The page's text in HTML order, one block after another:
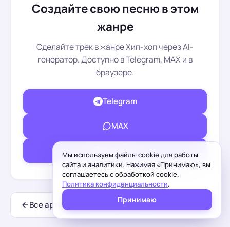
Создайте свою песню в этом
жанре
Сделайте трек в жанре Хип-хоп через AI-
генератор. Доступно в Telegram, MAX и в
браузере.
Telegram
МАХ
Веб-сайт
Все артисты Сонграйтера
Мы используем файлы cookie для работы
сайта и аналитики. Нажимая «Принимаю», вы
соглашаетесь с обработкой cookie.
Политика конфиденциальности.
Принимаю